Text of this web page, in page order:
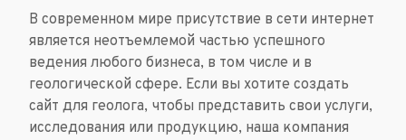
В современном мире присутствие в сети интернет
является неотъемлемой частью успешного
ведения любого бизнеса, в том числе и в
геологической сфере. Если вы хотите создать
сайт для геолога, чтобы представить свои услуги,
исследования или продукцию, наша компания